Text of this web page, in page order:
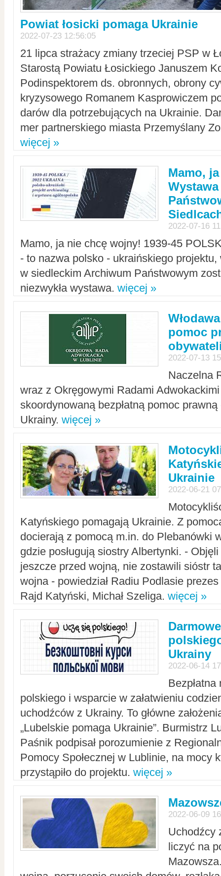
Powiat łosicki pomaga Ukrainie
2022-07-23 12:56:05
21 lipca strażacy zmiany trzeciej PSP w
Starostą Powiatu Łosickiego Januszem
Podinspektorem ds. obronnych, obrony
kryzysowego Romanem Kasprowiczem
darów dla potrzebujących na Ukrainie.
mer partnerskiego miasta Przemyślany
więcej »
Mamo,
2022-07-16
Mamo, ja nie chcę wojny! 1939-45
- to nazwa polsko - ukraińskiego
w siedleckim Archiwum Państwowym
niezwykła wystawa. więcej »
pomoc
2022-07-13
Naczelna
wraz z Okręgowymi Radami Adwokackimi
skoordynowaną bezpłatną pomoc
Ukrainy. więcej »
Ukrainie
2022-06-21
Katyńskiego pomagają Ukrainie. Z
docierają z pomocą m.in. do Plebanówki
gdzie posługują siostry Albertynki. -
jeszcze przed wojną, nie zostawili sióstr
wojna - powiedział Radiu Podlasie
Rajd Katyński, Michał Szeliga. więcej »
Ukrainy
2022-06-14
polskiego i wsparcie w załatwieniu
uchodźców z Ukrainy. To główne
„Lubelskie pomaga Ukrainie”. Burmistrz
Paśnik podpisał porozumienie z
Pomocy Społecznej w Lublinie, na mocy
przystąpiło do projektu. więcej »
2022-06-09
Uchodźcy
liczyć na